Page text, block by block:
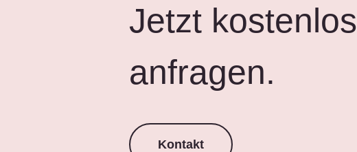
Jetzt kostenlos
anfragen.
Kontakt